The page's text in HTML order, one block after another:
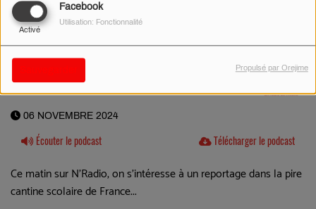
Facebook
Activé
Utilisation: Fonctionnalité
Propulsé par Orejime
06 NOVEMBRE 2024
Écouter le podcast Télécharger le podcast
Ce matin sur N'Radio, on s'intéresse à un reportage dans la pire
cantine scolaire de France...